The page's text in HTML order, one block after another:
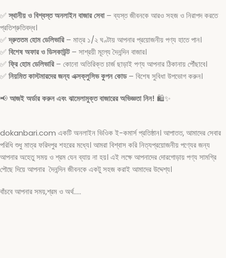
✅স্থানীয় ও বিশ্বস্ত অনলাইন বাজার সেবা– ব্যস্ত জীবনকে আরও সহজ ও নিরাপদ করতে
প্রতিশ্রুতিবদ্ধ।
✅দ্রুততম হোম ডেলিভারি– মাত্র ১/২ ঘণ্টায় আপনার প্রয়োজনীয় পণ্য হাতে পান।
✅ বিশেষ অফার ও ডিসকাউন্ট– সাশ্রয়ী মূল্যে দৈনন্দিন বাজার।
✅ ফ্রি হোম ডেলিভারি– কোনো অতিরিক্ত চার্জ ছাড়াই পণ্য আপনার ঠিকানায় পৌঁছাবে।
✅ নিয়মিত কাস্টমারদের জন্য এক্সক্লুসিভ কুপন কোড– বিশেষ সুবিধা উপভোগ করুন।
📢আজই অর্ডার করুন এবং ঝামেলামুক্ত বাজারের অভিজ্ঞতা নিন! 🛍️✨
dokanbari.com একটি অনলাইন ভিওিক ই-কমার্স প্রতিষ্ঠান। আপাতত, আমাদের সেবার
পরিধি শুধু মাত্র ফরিদপুর শহরের মধ্যে। আমরা বিশ্বাস করি নিত্যপ্রয়োজনীয় পণ্যের জন্য
আপনার অহেতু সময় ও শ্রম যেন ব্যায় না হয়। এই লক্ষে আপনাদের দোরগোড়ায় পণ্য সামগ্রি
পৌছে দিয়ে আপনার দৈনন্দিন জীবনকে একটু সহজ করাই আমাদের উদ্দেশ্য।
বাঁচবে আপনার সময়,শ্রম ও অর্থ…..